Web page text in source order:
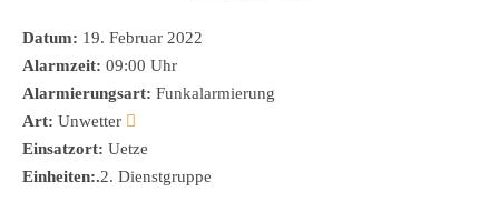
Datum: 19. Februar 2022
Alarmzeit: 09:00 Uhr
Alarmierungsart: Funkalarmierung
Art: Unwetter
Einsatzort: Uetze
Einheiten:.2. Dienstgruppe